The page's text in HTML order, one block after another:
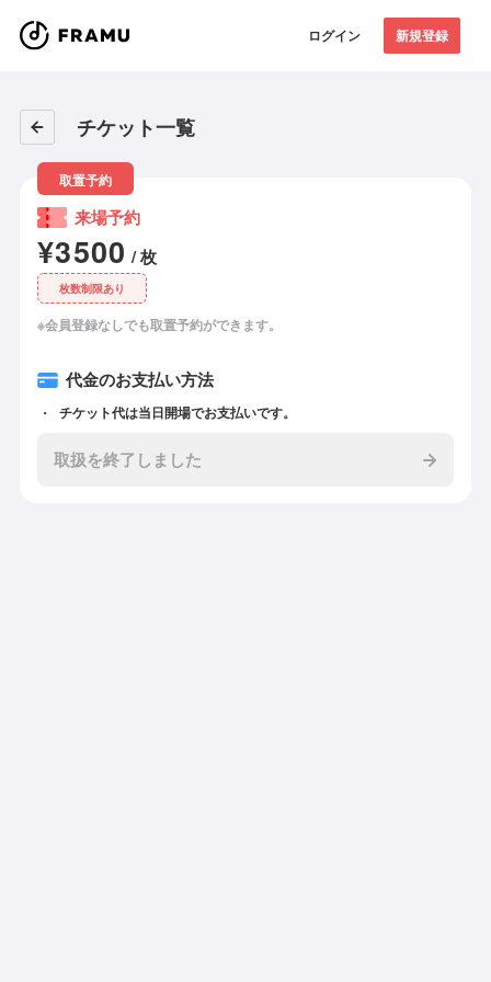
ログイン 新規登録
チケット一覧
取置予約
来場予約
¥3500 / 枚
枚数制限あり
※会員登録なしでも取置予約ができます。
代金のお支払い方法
チケット代は当日開場でお支払いです。
取扱を終了しました